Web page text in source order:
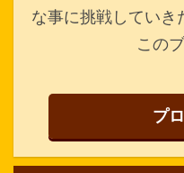
な事に挑戦していき
この
プ